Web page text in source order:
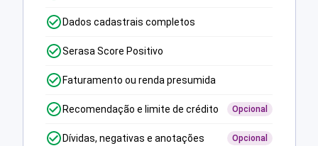
Dados cadastrais completos
Serasa Score Positivo
Faturamento ou renda presumida
Recomendação e limite de crédito Opcional
Dívidas, negativas e anotações Opcional